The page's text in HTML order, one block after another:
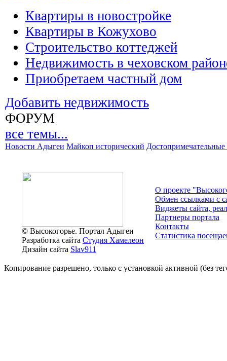
Квартиры в новостройке
Квартиры в Кожухово
Строительство коттеджей
Недвижимость в чеховском
Приобретаем частный дом
Добавить недвижимость
ФОРУМ
все темы...
Новости Адыгеи Майкоп исторический Достопримечательные
© Высокогорье. Портал Адыгеи
Разработка сайта Студия Хамелеон
Дизайн сайта Slav911
О проекте
Обмен ссылками c
Виджеты сайта,
Партнеры портала
Контакты
Статистика
Копирование разрешено, только с установкой активной (без